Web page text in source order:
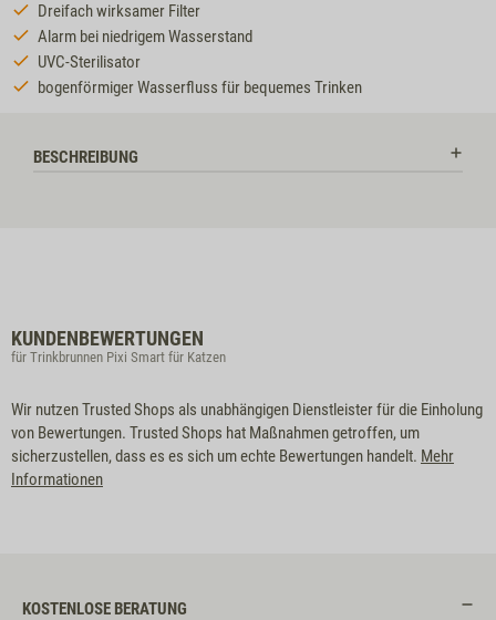
Dreifach wirksamer Filter
Alarm bei niedrigem Wasserstand
UVC-Sterilisator
bogenförmiger Wasserfluss für bequemes Trinken
BESCHREIBUNG
KUNDENBEWERTUNGEN
für Trinkbrunnen Pixi Smart für Katzen
Wir nutzen Trusted Shops als unabhängigen Dienstleister für die Einholung
von Bewertungen. Trusted Shops hat Maßnahmen getroffen, um
sicherzustellen, dass es es sich um echte Bewertungen handelt. Mehr
Informationen
KOSTENLOSE BERATUNG